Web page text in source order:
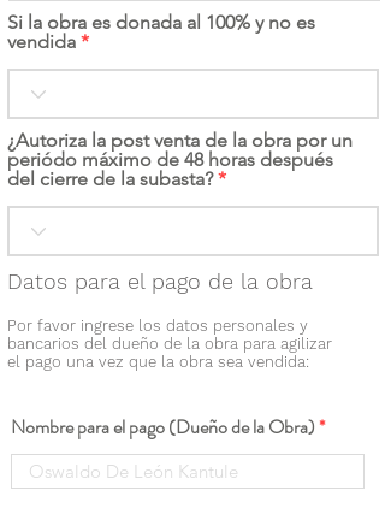
Si la obra es donada al 100% y no es
vendida
¿Autoriza la post venta de la obra por un
periódo máximo de 48 horas después
del cierre de la subasta?
Datos para el pago de la obra
Por favor ingrese los datos personales y
bancarios del dueño de la obra para agilizar
el pago una vez que la obra sea vendida:
Nombre para el pago (Dueño de la Obra)